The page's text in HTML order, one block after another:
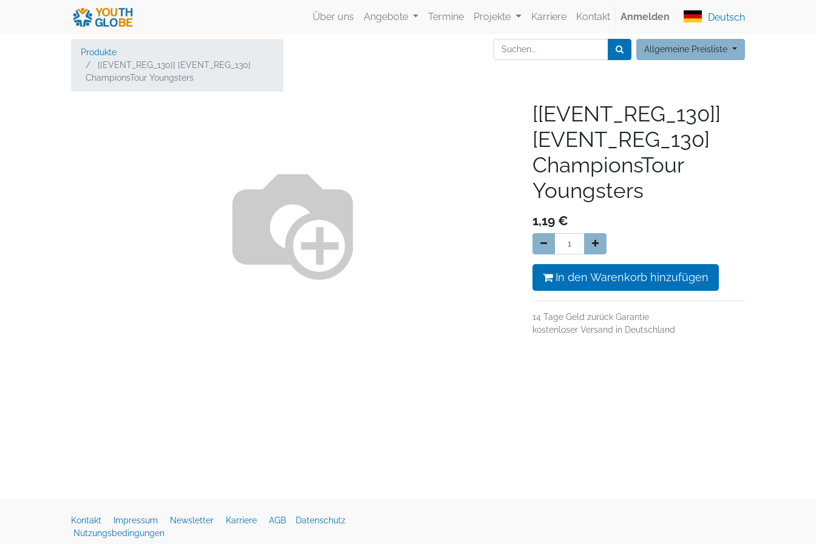
Über uns Angebote Termine Projekte Karriere Kontakt Anmelden Deutsch
Produkte
[[EVENT_REG_130]] [EVENT_REG_130]
ChampionsTour Youngsters
Allgemeine Preisliste
[[EVENT_REG_130]]
[EVENT_REG_130]
ChampionsTour
Youngsters
1,19 €
In den Warenkorb hinzufügen
14 Tage Geld zurück Garantie
kostenloser Versand in Deutschland
Kontakt Impressum Newsletter Karriere AGB
Datenschutz
Nutzungsbedingungen